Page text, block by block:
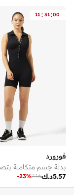
11 : 31:00
فورورد
د.ك5.57
7.16
-23%